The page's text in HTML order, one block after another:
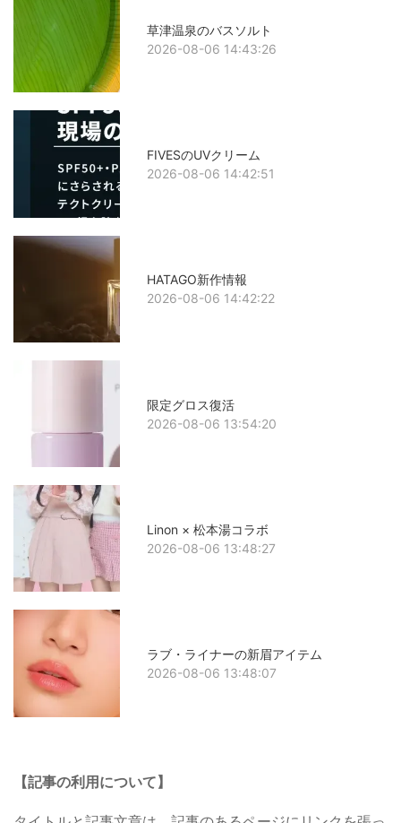
草津温泉のバスソルト
2026-08-06 14:43:26
FIVESのUVクリーム
2026-08-06 14:42:51
HATAGO新作情報
2026-08-06 14:42:22
限定グロス復活
2026-08-06 13:54:20
Linon × 松本湯コラボ
2026-08-06 13:48:27
ラブ・ライナーの新眉アイテム
2026-08-06 13:48:07
【記事の利用について】